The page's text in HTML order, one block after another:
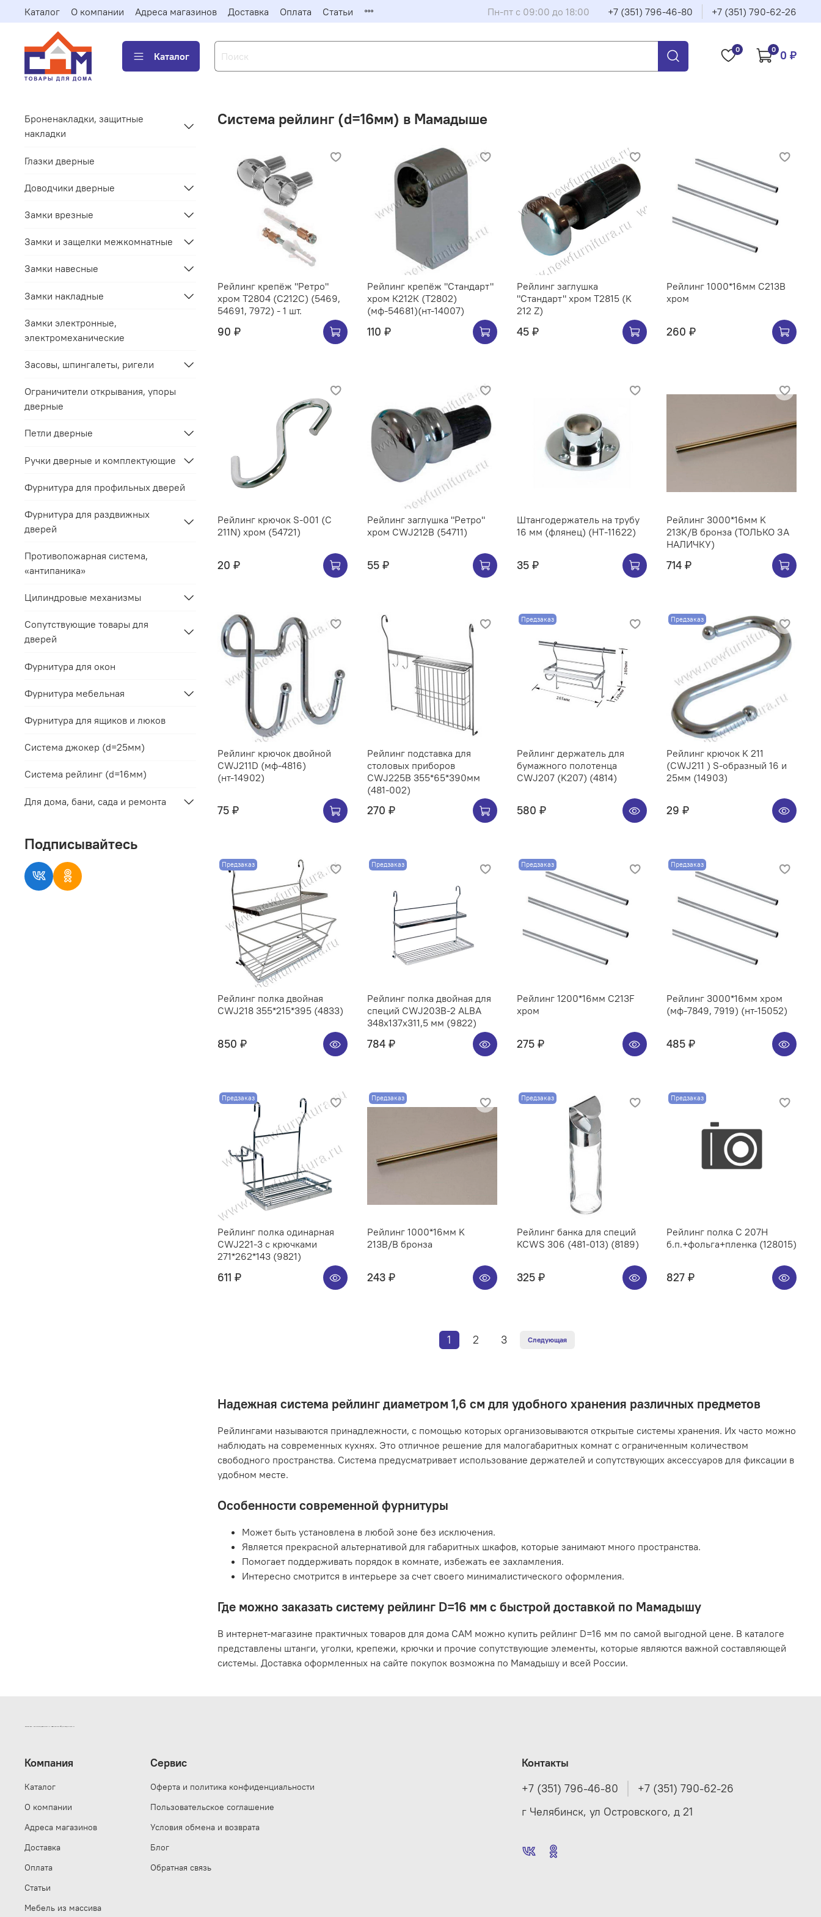
Каталог О компании Адреса магазинов Доставка Оплата Статьи Пн-пт с 09:00 до 18:00 +7 (351) 796-46-80 +7 (351) 790-62-26
Каталог
0 0 0 ₽
Система рейлинг (d=16мм) в Мамадыше
Рейлинг крепёж "Ретро"
хром Т2804 (С212C) (5469,
54691, 7972) - 1 шт.
90 ₽
Рейлинг крепёж "Стандарт"
хром К212К (Т2802)
(мф-54681)(нт-14007)
110 ₽
Рейлинг заглушка
"Стандарт" хром Т2815 (K
212 Z)
45 ₽
Рейлинг 1000*16мм C213B
хром
260 ₽
Рейлинг крючок S-001 (C
211N) хром (54721)
20 ₽
Рейлинг заглушка "Ретро"
хром CWJ212B (54711)
55 ₽
Штангодержатель на трубу
16 мм (флянец) (НТ-11622)
35 ₽
Рейлинг 3000*16мм K
213K/B бронза (ТОЛЬКО ЗА
НАЛИЧКУ)
714 ₽
Рейлинг крючок двойной
CWJ211D (мф-4816)
(нт-14902)
75 ₽
Рейлинг подставка для
столовых приборов
CWJ225B 355*65*390мм
(481-002)
270 ₽
Предзаказ
Рейлинг держатель для
бумажного полотенца
CWJ207 (K207) (4814)
580 ₽
Предзаказ
Рейлинг крючок K 211
(CWJ211 ) S-образный 16 и
25мм (14903)
29 ₽
Предзаказ
Рейлинг полка двойная
CWJ218 355*215*395 (4833)
850 ₽
Предзаказ
Рейлинг полка двойная для
специй CWJ203B-2 ALBA
348x137x311,5 мм (9822)
784 ₽
Предзаказ
Рейлинг 1200*16мм C213F
хром
275 ₽
Предзаказ
Рейлинг 3000*16мм хром
(мф-7849, 7919) (нт-15052)
485 ₽
Предзаказ
Рейлинг полка одинарная
CWJ221-3 с крючками
271*262*143 (9821)
611 ₽
Предзаказ
Рейлинг 1000*16мм K
213B/B бронза
243 ₽
Предзаказ
Рейлинг банка для специй
KCWS 306 (481-013) (8189)
325 ₽
Предзаказ
Рейлинг полка C 207H
б.п.+фольга+пленка (128015)
827 ₽
1 2 3 Следующая
Надежная система рейлинг диаметром 1,6 см для удобного хранения различных предметов
Рейлингами называются принадлежности, с помощью которых организовываются открытые системы хранения. Их часто можно
наблюдать на современных кухнях. Это отличное решение для малогабаритных комнат с ограниченным количеством
свободного пространства. Система предусматривает использование держателей и сопутствующих аксессуаров для фиксации в
удобном месте.
Особенности современной фурнитуры
Может быть установлена в любой зоне без исключения.
Является прекрасной альтернативой для габаритных шкафов, которые занимают много пространства.
Помогает поддерживать порядок в комнате, избежать ее захламления.
Интересно смотрится в интерьере за счет своего минималистического оформления.
Где можно заказать систему рейлинг D=16 мм с быстрой доставкой по Мамадышу
В интернет-магазине практичных товаров для дома САМ можно купить рейлинг D=16 мм по самой выгодной цене. В каталоге
представлены штанги, уголки, крепежи, крючки и прочие сопутствующие элементы, которые являются важной составляющей
системы. Доставка оформленных на сайте покупок возможна по Мамадышу и всей России.
Броненакладки, защитные
накладки
Глазки дверные
Доводчики дверные
Замки врезные
Замки и защелки межкомнатные
Замки навесные
Замки накладные
Замки электронные,
электромеханические
Засовы, шпингалеты, ригели
Ограничители открывания, упоры
дверные
Петли дверные
Ручки дверные и комплектующие
Фурнитура для профильных дверей
Фурнитура для раздвижных
дверей
Противопожарная система,
«антипаника»
Цилиндровые механизмы
Сопутствующие товары для
дверей
Фурнитура для окон
Фурнитура мебельная
Фурнитура для ящиков и люков
Система джокер (d=25мм)
Система рейлинг (d=16мм)
Для дома, бани, сада и ремонта
Подписывайтесь
ИНТЕРНЕТ-МАГАЗИН ДВЕРНОЙ И МЕБЕЛЬНОЙ ФУРНИТУРЫ САМ
Компания
Каталог
О компании
Адреса магазинов
Доставка
Оплата
Статьи
Мебель из массива
Сервис
Оферта и политика конфиденциальности
Пользовательское соглашение
Условия обмена и возврата
Блог
Обратная связь
Контакты
+7 (351) 796-46-80
+7 (351) 790-62-26
г Челябинск, ул Островского, д 21